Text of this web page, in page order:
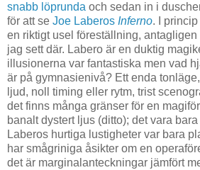
snabb löprunda och sedan in i
för att se Joe Laberos Inferno. I
en riktigt usel föreställning,
jag sett där. Labero är en duktig
illusionerna var fantastiska men vad
är på gymnasienivå? Ett enda
ljud, noll timing eller rytm, trist
det finns många gränser för en
banalt dystert ljus (ditto); det vara
Laberos hurtiga lustigheter var bara
har smågriniga åsikter om en
det är marginalanteckningar jämfört